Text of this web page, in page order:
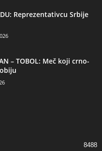
Reprezentativcu Srbije
– TOBOL: Meč koji crno-
8488